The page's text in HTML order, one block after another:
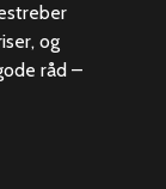
og
råd –